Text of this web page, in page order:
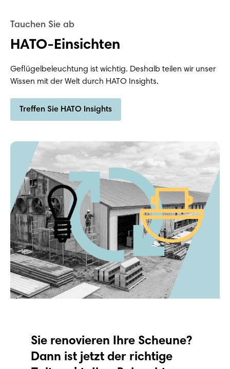
HATO-Einsichten
Geflügelbeleuchtung ist wichtig. Deshalb teilen wir unser
Wissen mit der Welt durch HATO Insights.
Treffen Sie HATO Insights
Sie renovieren Ihre Scheune?
Dann ist jetzt der richtige